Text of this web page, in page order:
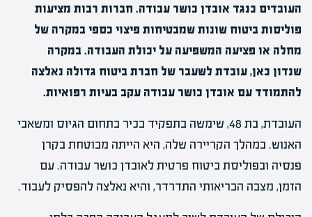
העובדים כנגד אובדן כושר עבודה. חברות רבות מציעות
פוליסות ביטוח שונות שמבטיחות פיצוי כספי במקרה של
מחלה או פציעה המשפיעה על יכולת העבודה. במקרה
שנדון כאן, עובדת לשעבר של חברת ביטוח גדולה נאלצה
להתמודד עם אובדן כושר עבודה עקב בעיות רפואיות.
העובדת, בת 48, שימשה בתפקיד בכיר בתחום הגיוס ומשאבי
האנוש. במהלך הקריירה שלה, היא הייתה מבוטחת בקרן
פנסיה ובפוליסת ביטוח פרטית לאובדן כושר עבודה. עם
הזמן, מצבה הבריאותי התדרדר, והיא נאלצה להפסיק לעבוד.